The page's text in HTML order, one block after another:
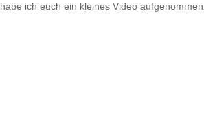
habe ich euch ein kleines Video aufgenommen.